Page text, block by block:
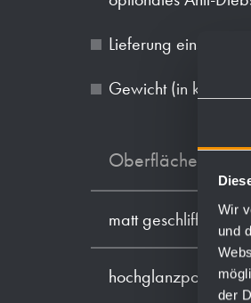
Wir
und
der
Lieferung
Gewicht (in kg): 7.9
Oberflächen
matt geschliffen
hochglanzpoliert